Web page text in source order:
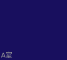
室